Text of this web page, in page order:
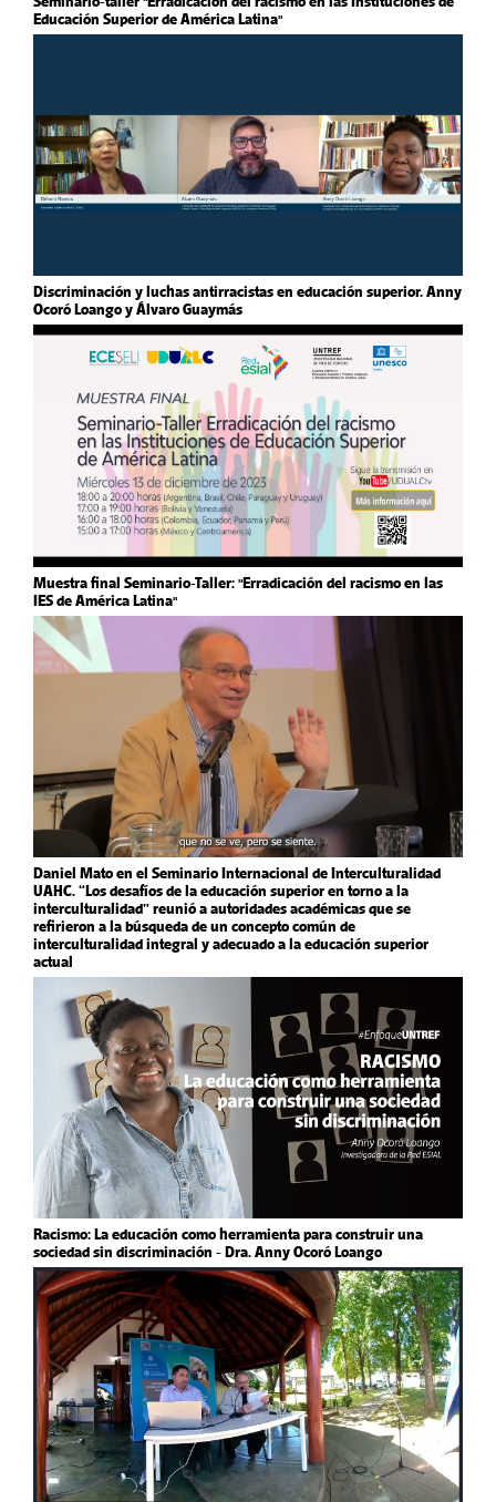
Educación Superior de América Latina"
Discriminación y luchas antirracistas en educación superior. Anny
Ocoró Loango y Álvaro Guaymás
Muestra final Seminario-Taller: "Erradicación del racismo en las
IES de América Latina"
Daniel Mato en el Seminario Internacional de Interculturalidad
UAHC. “Los desafíos de la educación superior en torno a la
interculturalidad” reunió a autoridades académicas que se
refirieron a la búsqueda de un concepto común de
interculturalidad integral y adecuado a la educación superior
actual
Racismo: La educación como herramienta para construir una
sociedad sin discriminación - Dra. Anny Ocoró Loango